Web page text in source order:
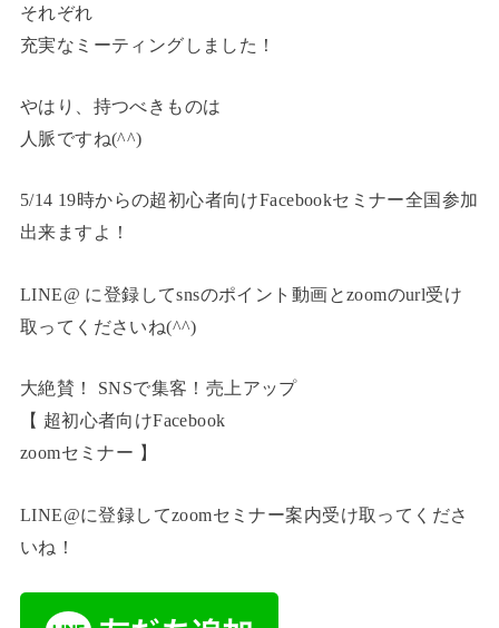
それぞれ
充実なミーティングしました！
やはり、持つべきものは
人脈ですね(^^)
5/14 19時からの超初心者向けFacebookセミナー全国参加
出来ますよ！
LINE@ に登録してsnsのポイント動画とzoomのurl受け
取ってくださいね(^^)
大絶賛！ SNSで集客！売上アップ
【 超初心者向けFacebook
zoomセミナー 】
LINE@に登録してzoomセミナー案内受け取ってくださ
いね！